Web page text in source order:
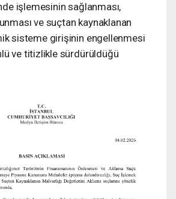
işlemesinin sağlanması,
ve suçtan kaynaklanan
sisteme girişinin engellenmesi
ve titizlikle sürdürüldüğü